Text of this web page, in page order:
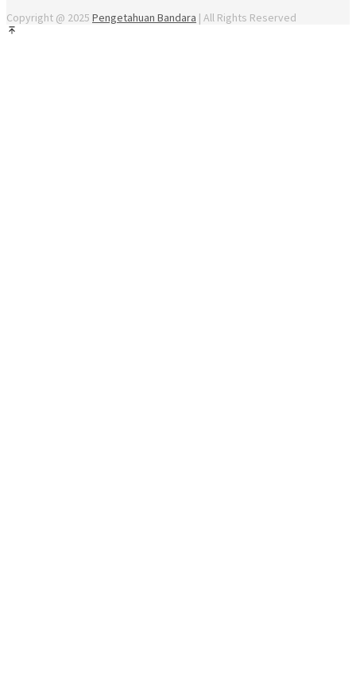
Copyright @ 2025 Pengetahuan Bandara | All Rights Reserved